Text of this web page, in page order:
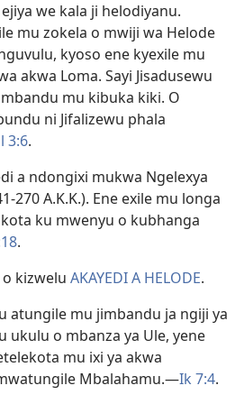
we kala ji helodiyanu.
mu zokela o mwiji wa Helode
kyoso ene kyexile mu
akwa Loma. Sayi Jisadusewu
mu kibuka kiki. O
ni Jifalizewu phala
3:6.
a ndongixi mukwa Ngelexya
270 A.K.K.). Ene exile mu longa
ku mwenyu o kubhanga
.
kizwelu AKAYEDI A HELODE.
atungile mu jimbandu ja ngiji ya
ukulu o mbanza ya Ule, yene
mu ixi ya akwa
Mbalahamu.—Ik 7:4.